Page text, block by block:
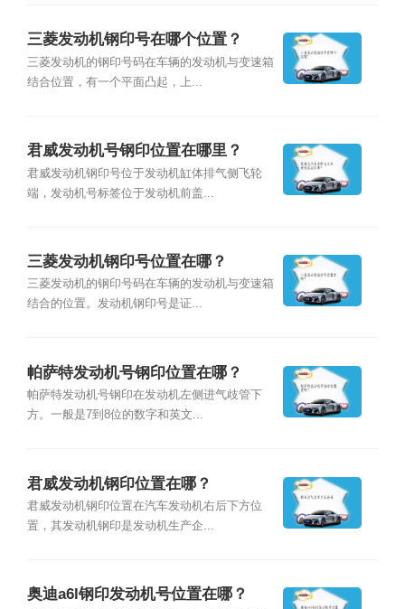
三菱发动机钢印号在哪个位置？
三菱发动机的钢印号码在车辆的发动机与变速箱
结合位置，有一个平面凸起，上...
君威发动机号钢印位置在哪里？
君威发动机钢印号位于发动机缸体排气侧飞轮
端，发动机号标签位于发动机前盖...
三菱发动机钢印号位置在哪？
三菱发动机的钢印号码在车辆的发动机与变速箱
结合的位置。发动机钢印号是证...
帕萨特发动机号钢印位置在哪？
帕萨特发动机号钢印在发动机左侧进气歧管下
方。一般是7到8位的数字和英文...
君威发动机钢印位置在哪？
君威发动机钢印位置在汽车发动机右后下方位
置，其发动机钢印是发动机生产企...
奥迪a6l钢印发动机号位置在哪？